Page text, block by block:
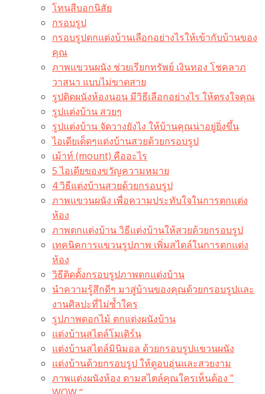
โทนสีบอกนิสัย
กรอบรูป
กรอบรูปตกแต่งบ้านเลือกอย่างไรให้เข้ากับบ้านของ
คุณ
ภาพแขวนผนัง ช่วยเรียกทรัพย์ เงินทอง โชคลาภ
วาสนา แบบไม่ขาดสาย
รูปติดผนังห้องนอน มีวิธีเลือกอย่างไร ให้ตรงใจคุณ
รูปแต่งบ้าน สวยๆ
รูปแต่งบ้าน จัดวางยังไง ให้บ้านคุณน่าอยู่ยิ่งขึ้น
ไอเดียเด็ดๆแต่งบ้านสวยด้วยกรอบรูป
เม้าท์ (mount) คืออะไร​
5 ไอเดียของขวัญความหมาย
4 วิธีแต่งบ้านสวยด้วยกรอบรูป
ภาพแขวนผนัง เพื่อความประทับใจในการตกแต่ง
ห้อง
ภาพตกแต่งบ้าน วิธีแต่งบ้านให้สวยด้วยกรอบรูป
เทคนิคการแขวนรูปภาพ เพิ่มสไตล์ในการตกแต่ง
ห้อง
วิธีติดตั้งกรอบรูปภาพตกแต่งบ้าน
นำความรู้สึกดีๆ มาสู่บ้านของคุณด้วยกรอบรูปและ
งานศิลปะที่ไม่ซ้ำใคร
รูปภาพดอกไม้ ตกแต่งผนังบ้าน
แต่งบ้านสไตล์โมเดิร์น
แต่งบ้านสไตล์มินิมอล ด้วยกรอบรูปแขวนผนัง
แต่งบ้านด้วยกรอบรูป ให้ดูอบอุ่นและสวยงาม
ภาพแต่งผนังห้อง ตามสไตล์คุณใครเห็นต้อง ”